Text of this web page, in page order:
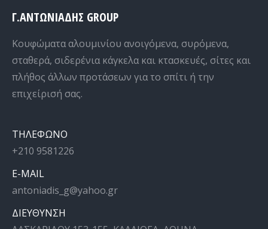
Γ.ΑΝΤΩΝΙΑΔΗΣ GROUP
Κουφώματα αλουμινίου ανοιγόμενα, συρόμενα,
σταθερά, σιδερένια κάγκελα και κτασκευές, σίτες και
πλήθος άλλων προτάσεων για το σπίτι ή την
επιχείρισή σας.
ΤΗΛΕΦΩΝΟ
+210 9581226
E-MAIL
antoniadis_g@yahoo.gr
ΔΙΕΥΘΥΝΣΗ